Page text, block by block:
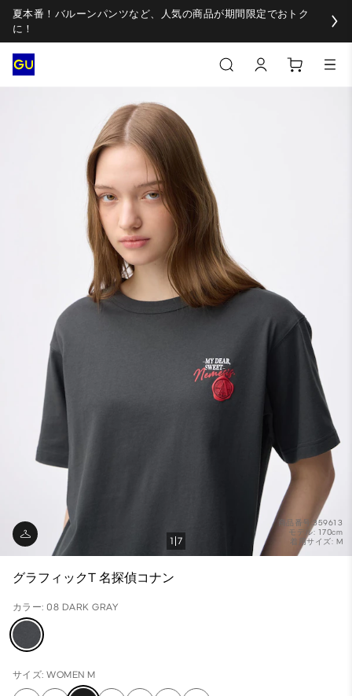
夏本番！バルーンパンツなど、人気の商品が期間限定でおトク
に！
商品番号:359613
モデル: 170cm
着用サイズ: M
1 7
グラフィックT 名探偵コナン
カラー: 08 DARK GRAY
サイズ: WOMEN M